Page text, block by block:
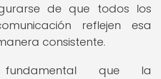
de que todos los
reflejen esa
consistente.
que la